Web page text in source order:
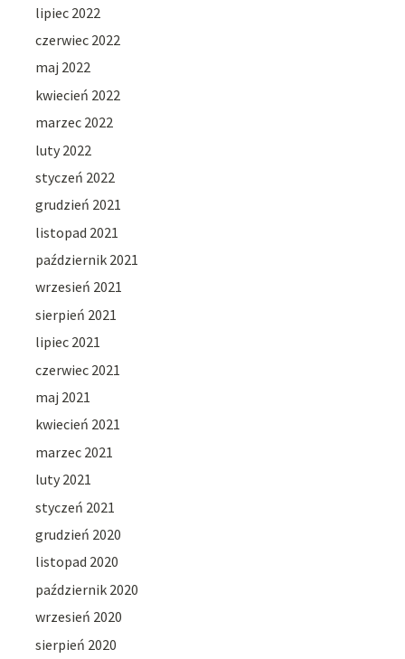
lipiec 2022
czerwiec 2022
maj 2022
kwiecień 2022
marzec 2022
luty 2022
styczeń 2022
grudzień 2021
listopad 2021
październik 2021
wrzesień 2021
sierpień 2021
lipiec 2021
czerwiec 2021
maj 2021
kwiecień 2021
marzec 2021
luty 2021
styczeń 2021
grudzień 2020
listopad 2020
październik 2020
wrzesień 2020
sierpień 2020